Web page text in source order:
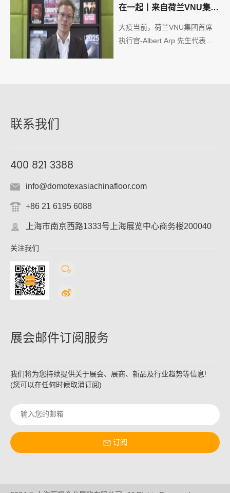
毯、共创人造草、英科再生、森
在一起丨来自荷兰VNU集团
总部的问候
大疫当前，荷兰VNU集团首席
执行官-Albert Arp 先生代表集
联系我们
400 821 3388
info@domotexasiachinafloor.com
+86 21 6195 6088
上海市南京西路1333号上海展览中心商务楼200040
关注我们
展会邮件订阅服务
我们将为您持续提供关于展会、展商、新品及行业趋势等信息!
(您可以在任何时候取消订阅)
订阅